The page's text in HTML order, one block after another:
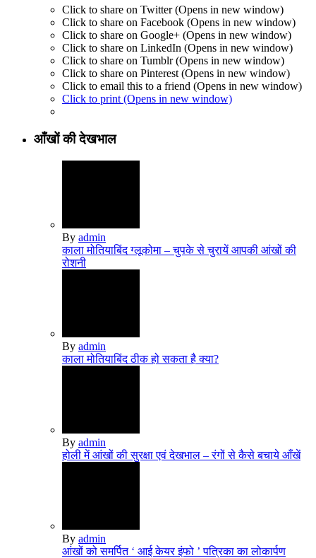
Click to share on Twitter (Opens in new window)
Click to share on Facebook (Opens in new window)
Click to share on Google+ (Opens in new window)
Click to share on LinkedIn (Opens in new window)
Click to share on Tumblr (Opens in new window)
Click to share on Pinterest (Opens in new window)
Click to email this to a friend (Opens in new window)
Click to print (Opens in new window)
आँखों की देखभाल
By admin
काला मोतियाबिंद ग्‍लूकोमा – चुपके से चुरायें आपकी आंखों की
रोशनी
By admin
काला मोतियाबिंद ठीक हो सकता है क्या?
By admin
होली में आंखों की सुरक्षा एवं देखभाल – रंगों से कैसे बचाये आँखें
By admin
आंखों को समर्पित ‘ आई केयर इंफो ’ पत्रिका का लोकार्पण